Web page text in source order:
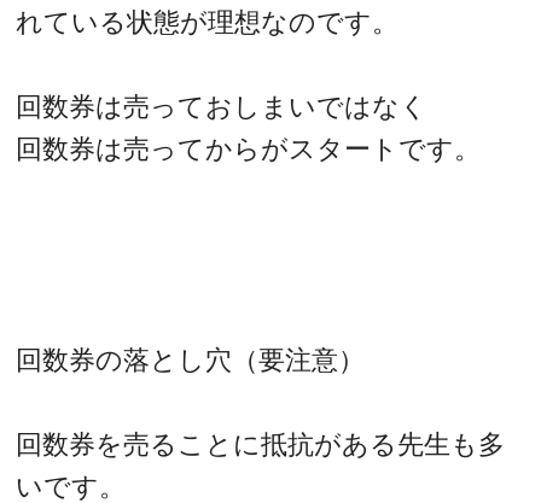
れている状態が理想なのです。
回数券は売っておしまいではなく
回数券は売ってからがスタートです。
回数券の落とし穴（要注意）
回数券を売ることに抵抗がある先生も多
いです。